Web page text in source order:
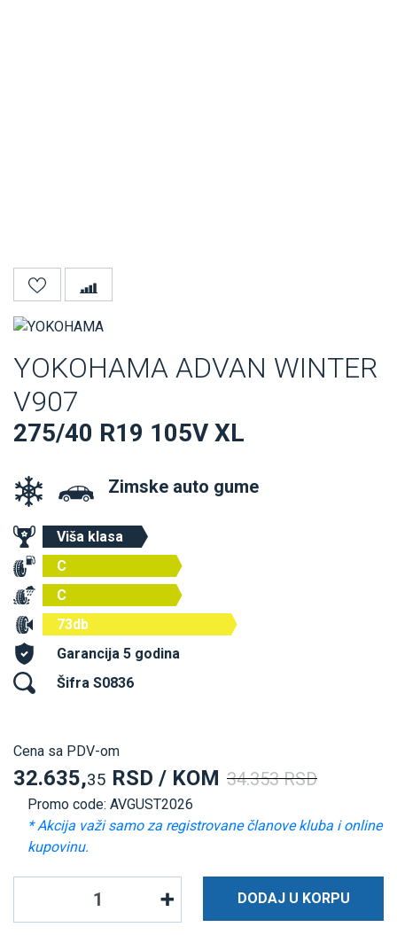
YOKOHAMA ADVAN WINTER
V907
275/40 R19 105V XL
Zimske auto gume
Viša klasa
C
C
73db
Garancija 5 godina
Šifra S0836
Cena sa PDV-om
32.635,35 RSD / KOM 34.353 RSD
Promo code: AVGUST2026
* Akcija važi samo za registrovane članove kluba i online
kupovinu.
DODAJ U KORPU